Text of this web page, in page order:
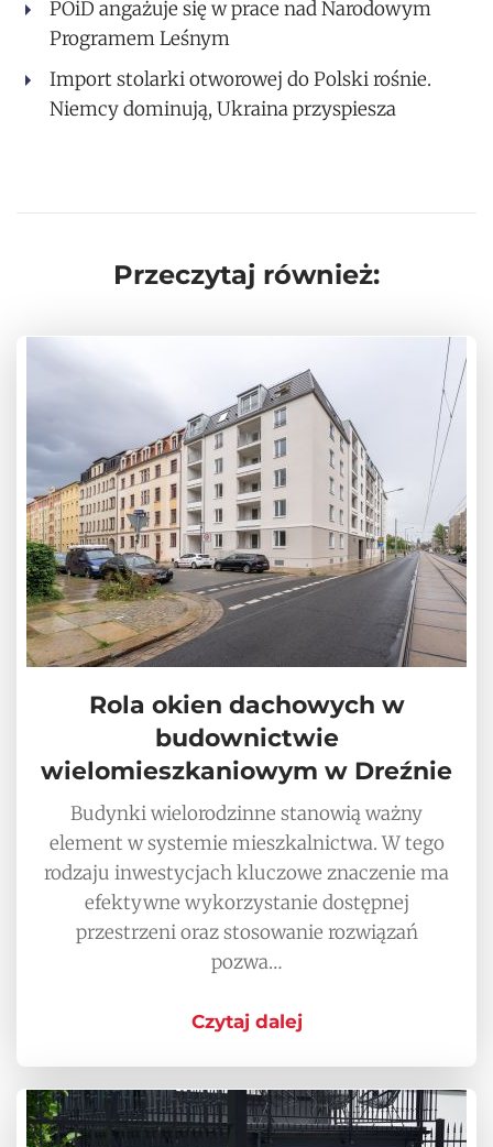
POiD angażuje się w prace nad Narodowym
Programem Leśnym
Import stolarki otworowej do Polski rośnie.
Niemcy dominują, Ukraina przyspiesza
Przeczytaj również:
Rola okien dachowych w
budownictwie
wielomieszkaniowym w Dreźnie
Budynki wielorodzinne stanowią ważny
element w systemie mieszkalnictwa. W tego
rodzaju inwestycjach kluczowe znaczenie ma
efektywne wykorzystanie dostępnej
przestrzeni oraz stosowanie rozwiązań
pozwa…
Czytaj dalej